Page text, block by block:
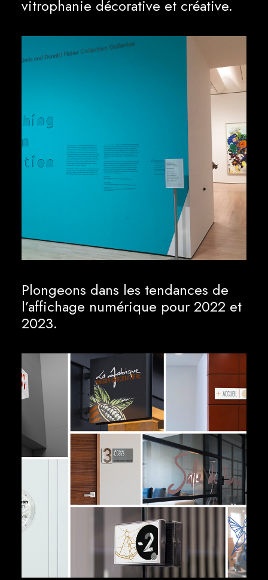
vitrophanie décorative et créative.
Plongeons dans les tendances de
l’affichage numérique pour 2022 et
2023.